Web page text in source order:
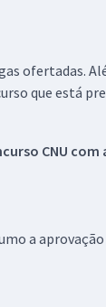
ofertadas.
que está
CNU com
a